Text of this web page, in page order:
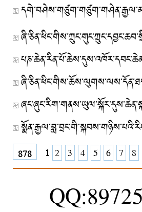
878 1 2 3 4 5 6 7 8